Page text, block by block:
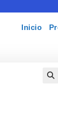
Inicio